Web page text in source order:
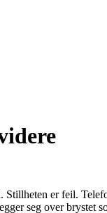
er feil.
seg over